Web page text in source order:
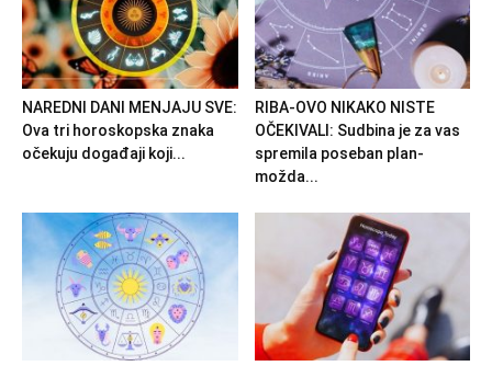
NAREDNI DANI MENJAJU SVE:
Ova tri horoskopska znaka
očekuju događaji koji...
RIBA-OVO NIKAKO NISTE
OČEKIVALI: Sudbina je za vas
spremila poseban plan-
možda...